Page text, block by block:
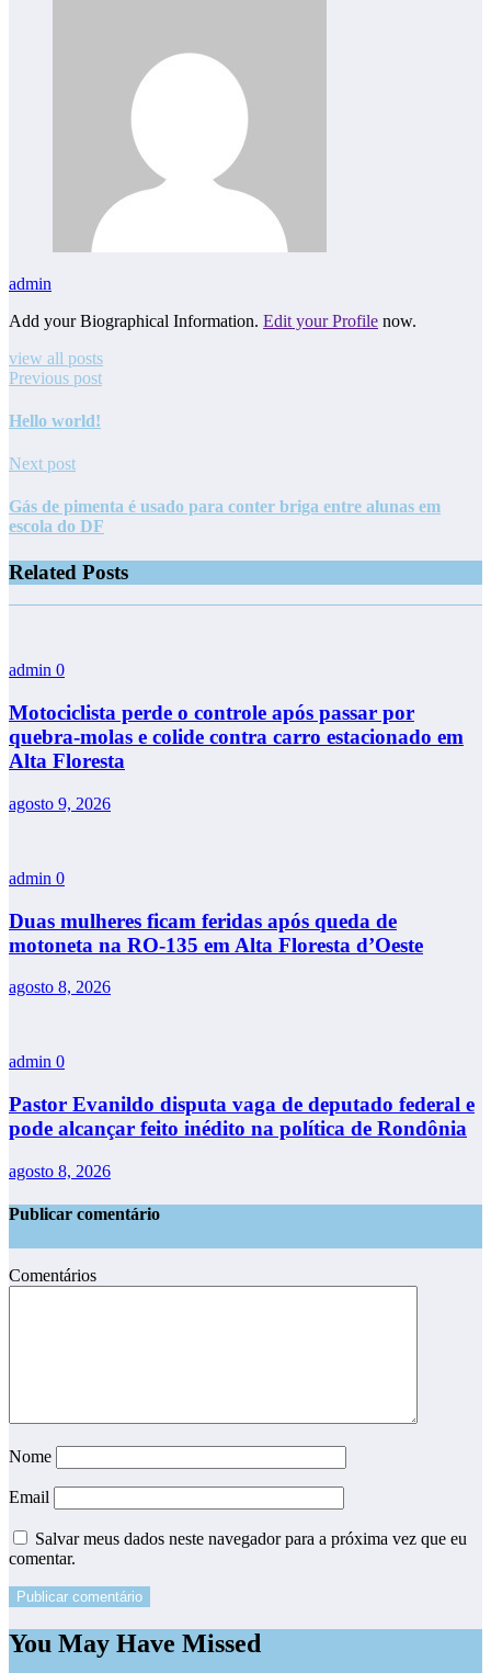
admin
Add your Biographical Information. Edit your Profile now.
view all posts
Previous post
Hello world!
Next post
Gás de pimenta é usado para conter briga entre alunas em
escola do DF
Related Posts
admin 0
Motociclista perde o controle após passar por
quebra-molas e colide contra carro estacionado em
Alta Floresta
agosto 9, 2026
admin 0
Duas mulheres ficam feridas após queda de
motoneta na RO-135 em Alta Floresta d’Oeste
agosto 8, 2026
admin 0
Pastor Evanildo disputa vaga de deputado federal e
pode alcançar feito inédito na política de Rondônia
agosto 8, 2026
Publicar comentário
Comentários
Nome
Email
Salvar meus dados neste navegador para a próxima vez que eu
comentar.
You May Have Missed